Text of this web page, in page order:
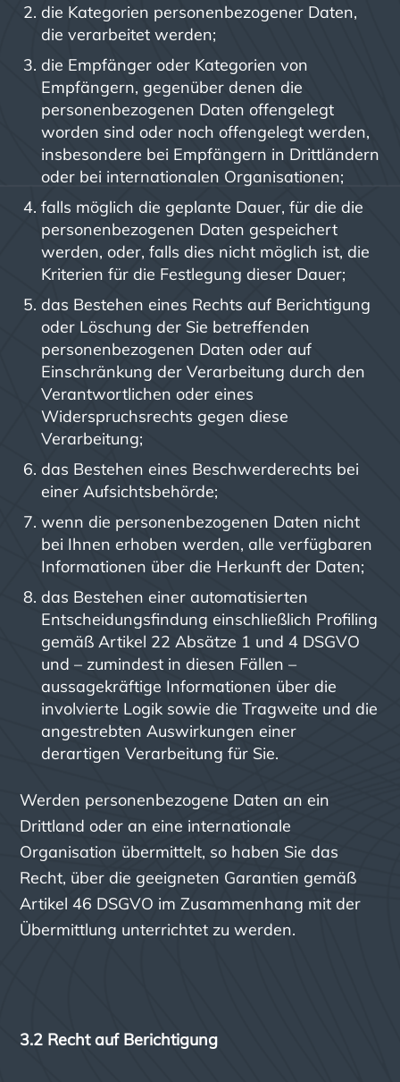
die Kategorien personenbezogener Daten,
die verarbeitet werden;
die Empfänger oder Kategorien von
Empfängern, gegenüber denen die
personenbezogenen Daten offengelegt
worden sind oder noch offengelegt werden,
insbesondere bei Empfängern in Drittländern
oder bei internationalen Organisationen;
falls möglich die geplante Dauer, für die die
personenbezogenen Daten gespeichert
werden, oder, falls dies nicht möglich ist, die
Kriterien für die Festlegung dieser Dauer;
das Bestehen eines Rechts auf Berichtigung
oder Löschung der Sie betreffenden
personenbezogenen Daten oder auf
Einschränkung der Verarbeitung durch den
Verantwortlichen oder eines
Widerspruchsrechts gegen diese
Verarbeitung;
das Bestehen eines Beschwerderechts bei
einer Aufsichtsbehörde;
wenn die personenbezogenen Daten nicht
bei Ihnen erhoben werden, alle verfügbaren
Informationen über die Herkunft der Daten;
das Bestehen einer automatisierten
Entscheidungsfindung einschließlich Profiling
gemäß Artikel 22 Absätze 1 und 4 DSGVO
und – zumindest in diesen Fällen –
aussagekräftige Informationen über die
involvierte Logik sowie die Tragweite und die
angestrebten Auswirkungen einer
derartigen Verarbeitung für Sie.
Werden personenbezogene Daten an ein
Drittland oder an eine internationale
Organisation übermittelt, so haben Sie das
Recht, über die geeigneten Garantien gemäß
Artikel 46 DSGVO im Zusammenhang mit der
Übermittlung unterrichtet zu werden.
3.2 Recht auf Berichtigung